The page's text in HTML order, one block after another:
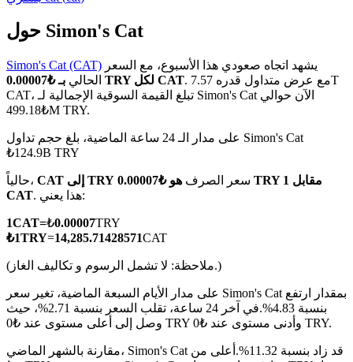
العقود الآجلة لـ COIN-M
العقود الآجلة للعملات المشفرة
TradFi
مشتقات الأسهم والعملات الأجنبية والمعادن الثمينة والسلع
العقود الآجلة USDC
حول Simon's Cat
Simon's Cat (CAT)
الحالي
بـ ₺0.00007 TRY لكل CAT. مع عرض متداول قدره 7.57T
CAT، تبلغ القيمة السوقية الإجمالية لـ Simon's Cat الآن حوالي
₺499.18M TRY.
على مدار الـ 24 ساعة الماضية، بلغ حجم تداول Simon's Cat
₺124.9B TRY
حالياً، CAT إلى TRY سعر الصرف
هو ₺0.00007 TRY مقابل 1
CAT
. هذا يعني:
1CAT=₺0.00007TRY
₺1TRY=14,285.71428571CAT
(ملاحظة: لا تشمل الرسوم و تكاليف الغاز.)
على مدار الأيام السبعة الماضية، تغير سعر Simon's Cat بمقدار ارتفع
بنسبة 4.83%.
في آخر 24 ساعة، تقلب السعر بنسبة 2.71%، حيث
وصل إلى أعلى مستوى عند ₺0 TRY وأدنى مستوى عند ₺0 TRY.
مقارنة بالشهر الماضي، Simon's Cat قد زاد بنسبة 11.32%.أعلى من